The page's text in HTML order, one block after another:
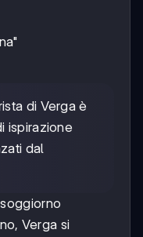
di Verga è
ispirazione
dal
Verga si